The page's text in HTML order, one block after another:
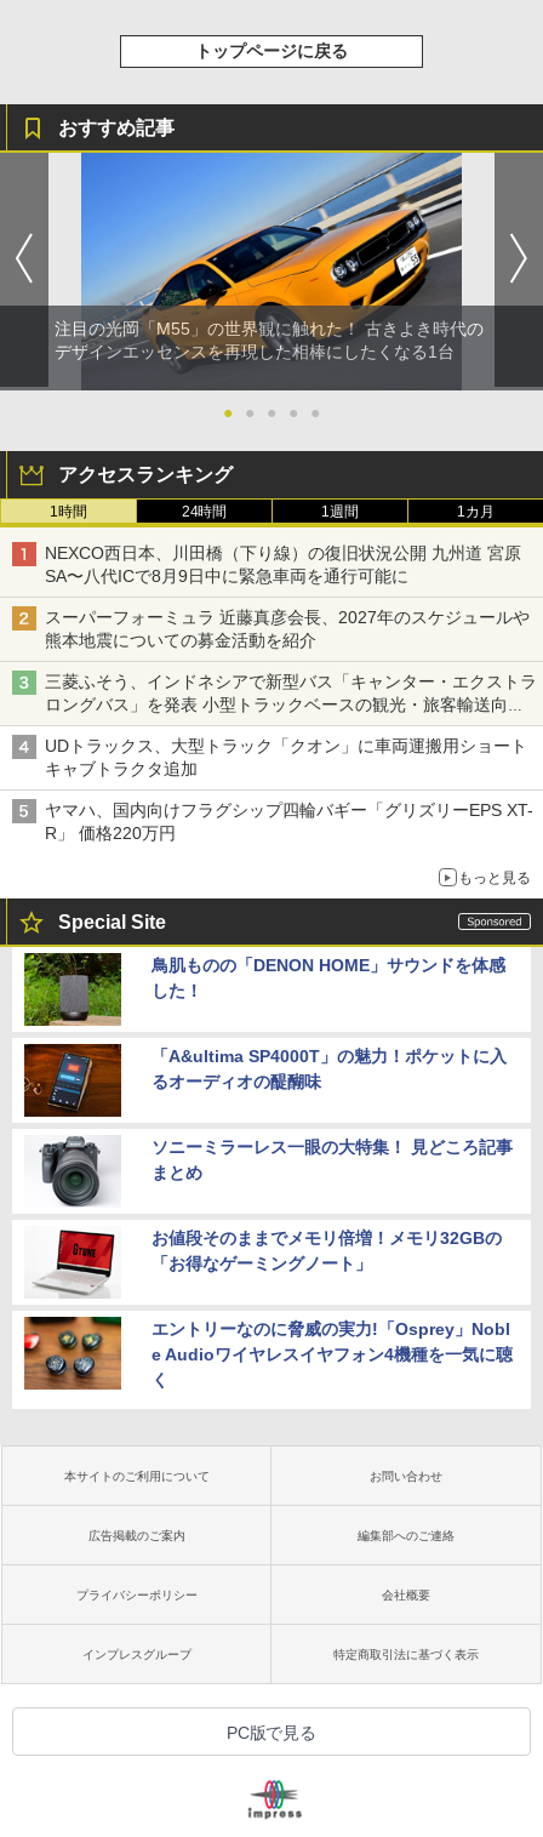
トップページに戻る
おすすめ記事
注目の光岡「M55」の世界観に触れた！ 古きよき時代の
デザインエッセンスを再現した相棒にしたくなる1台
● ● ● ● ●
アクセスランキング
1時間 24時間 1週間 1カ月
NEXCO西日本、川田橋（下り線）の復旧状況公開 九州道 宮原
SA〜八代ICで8月9日中に緊急車両を通行可能に
スーパーフォーミュラ 近藤真彦会長、2027年のスケジュールや
熊本地震についての募金活動を紹介
三菱ふそう、インドネシアで新型バス「キャンター・エクストラ
ロングバス」を発表 小型トラックベースの観光・旅客輸送向け
バス
UDトラックス、大型トラック「クオン」に車両運搬用ショート
キャブトラクタ追加
ヤマハ、国内向けフラグシップ四輪バギー「グリズリーEPS XT-
R」 価格220万円
もっと見る
Special Site
鳥肌ものの「DENON HOME」サウンドを体感
した！
「A&ultima SP4000T」の魅力！ポケットに入
るオーディオの醍醐味
ソニーミラーレス一眼の大特集！ 見どころ記事
まとめ
お値段そのままでメモリ倍増！メモリ32GBの
「お得なゲーミングノート」
エントリーなのに脅威の実力!「Osprey」Nobl
e Audioワイヤレスイヤフォン4機種を一気に聴
く
本サイトのご利用について お問い合わせ
広告掲載のご案内 編集部へのご連絡
プライバシーポリシー 会社概要
インプレスグループ 特定商取引法に基づく表示
PC版で見る